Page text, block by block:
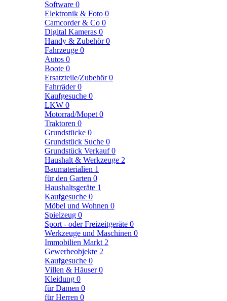
Software 0
Elektronik & Foto 0
Camcorder & Co 0
Digital Kameras 0
Handy & Zubehör0
Fahrzeuge 0
Autos 0
Boote 0
Ersatzteile/Zubehör0
Fahrräder0
Kaufgesuche 0
LKW 0
Motorrad/Mopet 0
Traktoren 0
Grundstücke 0
Grundstück Suche 0
Grundstück Verkauf0
Haushalt & Werkzeuge 2
Baumaterialien 1
für den Garten 0
Haushaltsgeräte 1
Kaufgesuche 0
Möbel und Wohnen 0
Spielzeug 0
Sport - oder Freizeitgeräte 0
Werkzeuge und Maschinen 0
Immobilien Markt 2
Gewerbeobjekte 2
Kaufgesuche 0
Villen & Häuser0
Kleidung 0
für Damen 0
für Herren 0